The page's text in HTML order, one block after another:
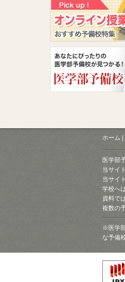
ホーム
医学部
当サイ
当サイ
学校へ
資料で
複数の
※医学
な予備